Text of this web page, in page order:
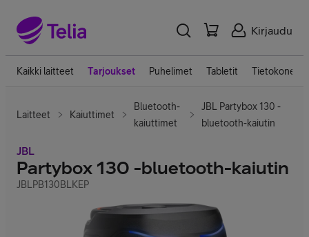
Kirjaudu
Kaikki laitteet Tarjoukset Puhelimet Tabletit Tietokoneet
Laitteet Kaiuttimet
Bluetooth-
kaiuttimet
JBL Partybox 130 -
bluetooth-kaiutin
JBL
Partybox 130 -bluetooth-kaiutin
JBLPB130BLKEP